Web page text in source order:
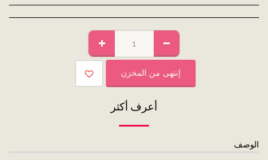
إنتهى من المخزن
أعرف أكثر
الوصف